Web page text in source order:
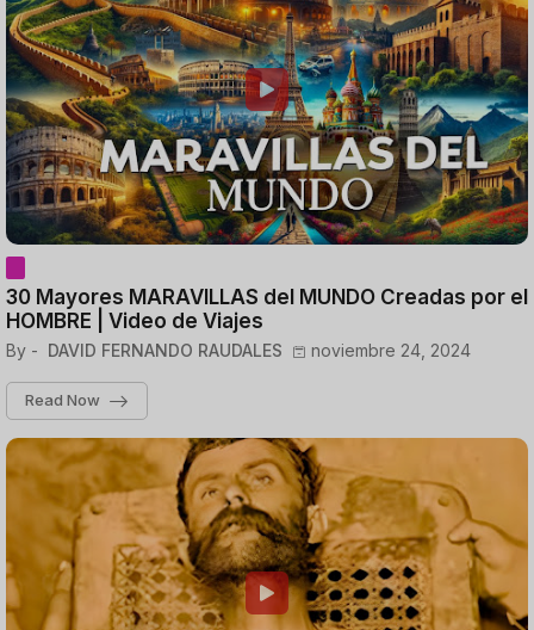
30 Mayores MARAVILLAS del MUNDO Creadas por el
HOMBRE | Video de Viajes
By - DAVID FERNANDO RAUDALES noviembre 24, 2024
Read Now